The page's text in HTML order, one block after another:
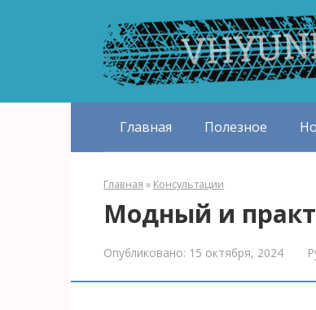
Главная Полезное
Главная » Консультации
Модный и
Опубликовано: 15 октября, 2024